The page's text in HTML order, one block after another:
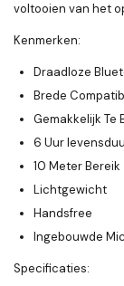
voltooien van het
Kenmerken:
Draadloze
Brede
Gemakkelijk Te
6 Uur
10 Meter Bereik
Lichtgewicht
Handsfree
Ingebouwde
Specificaties: